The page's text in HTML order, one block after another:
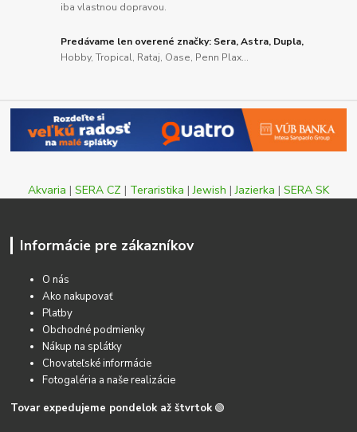
iba vlastnou dopravou.
Predávame len overené značky: Sera, Astra, Dupla,
Hobby, Tropical, Rataj, Oase, Penn Plax...
Akvaria | SERA CZ | Teraristika |Jewish |Jazierka | SERA SK
Informácie pre zákazníkov
O nás
Ako nakupovať
Platby
Obchodné podmienky
Nákup na splátky
Chovateľské informácie
Fotogaléria a naše realizácie
Tovar expedujeme pondelok až štvrtok 🟢